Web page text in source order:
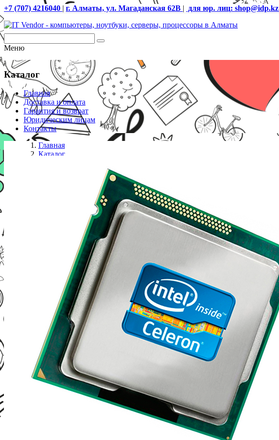
+7 (707) 4216040 | г. Алматы, ул. Магаданская 62В | для юр. лиц: shop@idp.kz
Меню
Каталог
Главная
Доставка и оплата
Гарантия и возврат
Юридическим лицам
Контакты
Главная
Каталог
CPU Intel Celeron G1820 2.7GHz 2Mb LGA1150 Tray